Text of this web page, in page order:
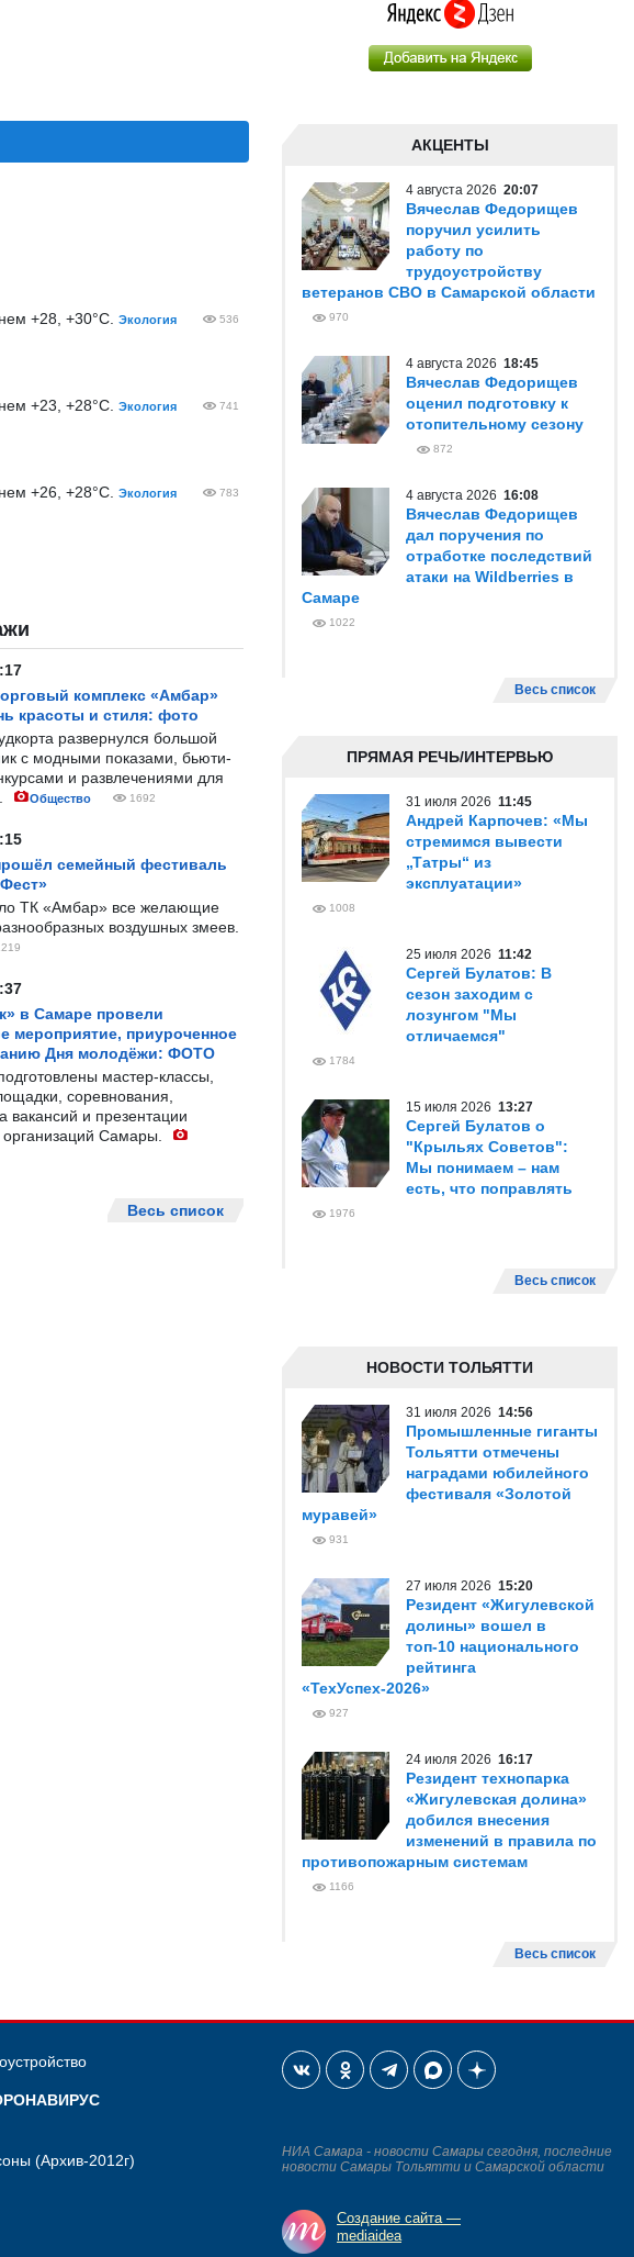
+28, +30°С. Экология 536
+23, +28°С. Экология 741
+26, +28°С. Экология 783
комплекс «Амбар»
красоты и стиля: фото
развернулся большой
с модными показами, бьюти-
и развлечениями для
Общество 1692
семейный фестиваль
ТК «Амбар» все желающие
воздушных змеев.
в Самаре провели
мероприятие, приуроченное
Дня молодёжи: ФОТО
мастер-классы,
соревнования,
вакансий и презентации
Самары.
Весь список
АКЦЕНТЫ
4 августа 2026 20:07
Вячеслав Федорищев
поручил усилить
работу по
трудоустройству
ветеранов СВО в Самарской области
970
4 августа 2026 18:45
Вячеслав Федорищев
оценил подготовку к
отопительному сезону
872
4 августа 2026 16:08
Вячеслав Федорищев
дал поручения по
отработке последствий
атаки на Wildberries в
Самаре
1022
Весь список
ПРЯМАЯ РЕЧЬ/ИНТЕРВЬЮ
31 июля 2026 11:45
Андрей Карпочев: «Мы
стремимся вывести
„Татры“ из
эксплуатации»
1008
25 июля 2026 11:42
Сергей Булатов: В
сезон заходим с
лозунгом "Мы
отличаемся"
1784
15 июля 2026 13:27
Сергей Булатов о
"Крыльях Советов":
Мы понимаем – нам
есть, что поправлять
1976
Весь список
НОВОСТИ ТОЛЬЯТТИ
31 июля 2026 14:56
Промышленные гиганты
Тольятти отмечены
наградами юбилейного
фестиваля «Золотой
муравей»
931
27 июля 2026 15:20
Резидент «Жигулевской
долины» вошел в
топ-10 национального
рейтинга
«ТехУспех-2026»
927
24 июля 2026 16:17
Резидент технопарка
«Жигулевская долина»
добился внесения
изменений в правила по
противопожарным системам
1166
Весь список
(Архив-2012г)
НИА Самара - новости Самары сегодня, последние
новости Самары Тольятти и Самарской области
Создание сайта —
mediaidea